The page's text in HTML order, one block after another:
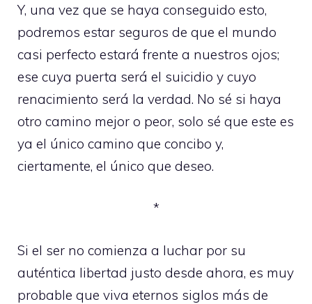
Y, una vez que se haya conseguido esto,
podremos estar seguros de que el mundo
casi perfecto estará frente a nuestros ojos;
ese cuya puerta será el suicidio y cuyo
renacimiento será la verdad. No sé si haya
otro camino mejor o peor, solo sé que este es
ya el único camino que concibo y,
ciertamente, el único que deseo.
*
Si el ser no comienza a luchar por su
auténtica libertad justo desde ahora, es muy
probable que viva eternos siglos más de